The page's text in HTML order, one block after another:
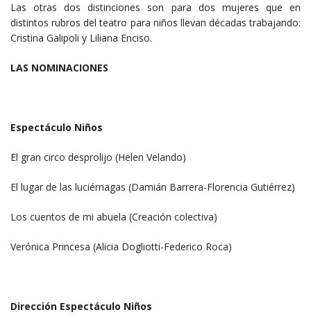
Las otras dos distinciones son para dos mujeres que en
distintos rubros del teatro para niños llevan décadas trabajando:
Cristina Galipoli y Liliana Enciso.
LAS NOMINACIONES
Espectáculo Niños
El gran circo desprolijo (Helen Velando)
El lugar de las luciérnagas (Damián Barrera-Florencia Gutiérrez)
Los cuentos de mi abuela (Creación colectiva)
Verónica Princesa (Alicia Dogliotti-Federico Roca)
Dirección Espectáculo Niños